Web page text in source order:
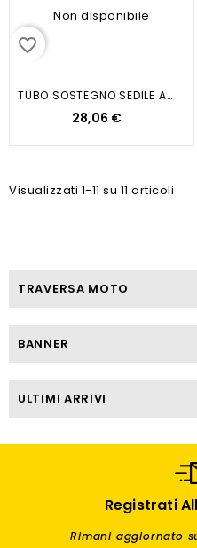
Non disponibile
favorite_border
TUBO SOSTEGNO SEDILE APE TM P703...
28,06 €
Visualizzati 1-11 su 11 articoli
TRAVERSA MOTO
BANNER
ULTIMI ARRIVI
Registrati
Rimani aggiornato